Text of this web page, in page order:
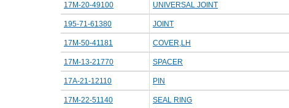
17M-20-49100 UNIVERSAL JOINT
195-71-61380 JOINT
17M-50-41181 COVER,LH
17M-13-21770 SPACER
17A-21-12110 PIN
17M-22-51140 SEAL RING